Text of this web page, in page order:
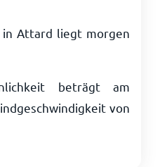
Attard liegt morgen
beträgt am
von